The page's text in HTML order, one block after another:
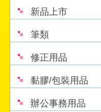
新品上市
筆類
修正用品
黏膠/包裝用品
辦公事務用品